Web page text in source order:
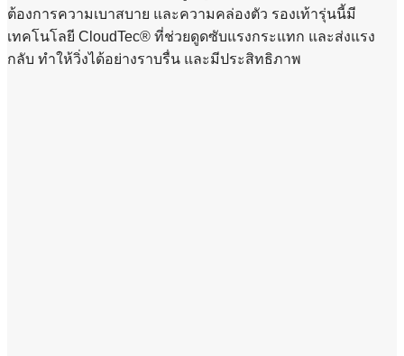
ต้องการความเบาสบาย และความคล่องตัว รองเท้ารุ่นนี้มี
เทคโนโลยี CloudTec® ที่ช่วยดูดซับแรงกระแทก และส่งแรง
กลับ ทำให้วิ่งได้อย่างราบรื่น และมีประสิทธิภาพ